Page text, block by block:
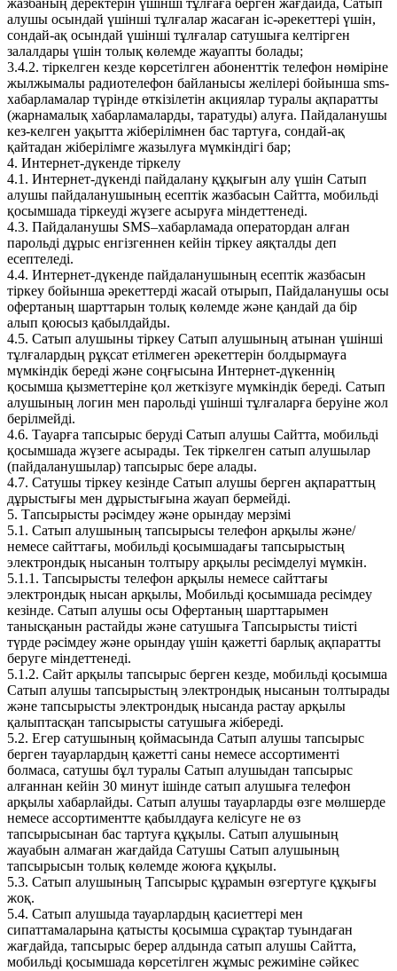
алушы осындай үшінші тұлғалар жасаған іс-әрекеттері үшін,
сондай-ақ осындай үшінші тұлғалар сатушыға келтірген
залалдары үшін толық көлемде жауапты болады;
3.4.2. тіркелген кезде көрсетілген абоненттік телефон нөміріне
жылжымалы радиотелефон байланысы желілері бойынша sms-
хабарламалар түрінде өткізілетін акциялар туралы ақпаратты
(жарнамалық хабарламаларды, таратуды) алуға. Пайдаланушы
кез-келген уақытта жіберілімнен бас тартуға, сондай-ақ
қайтадан жіберілімге жазылуға мүмкіндігі бар;
4. Интернет-дүкенде тіркелу
4.1. Интернет-дүкенді пайдалану құқығын алу үшін Сатып
алушы пайдаланушының есептік жазбасын Сайтта, мобильді
қосымшада тіркеуді жүзеге асыруға міндеттенеді.
4.3. Пайдаланушы SMS–хабарламада оператордан алған
парольді дұрыс енгізгеннен кейін тіркеу аяқталды деп
есептеледі.
4.4. Интернет-дүкенде пайдаланушының есептік жазбасын
тіркеу бойынша әрекеттерді жасай отырып, Пайдаланушы осы
офертаның шарттарын толық көлемде және қандай да бір
алып қоюсыз қабылдайды.
4.5. Сатып алушыны тіркеу Сатып алушының атынан үшінші
тұлғалардың рұқсат етілмеген әрекеттерін болдырмауға
мүмкіндік береді және соңғысына Интернет-дүкеннің
қосымша қызметтеріне қол жеткізуге мүмкіндік береді. Сатып
алушының логин мен парольді үшінші тұлғаларға беруіне жол
берілмейді.
4.6. Тауарға тапсырыс беруді Сатып алушы Сайтта, мобильді
қосымшада жүзеге асырады. Тек тіркелген сатып алушылар
(пайдаланушылар) тапсырыс бере алады.
4.7. Сатушы тіркеу кезінде Сатып алушы берген ақпараттың
дұрыстығы мен дұрыстығына жауап бермейді.
5. Тапсырысты рәсімдеу және орындау мерзімі
5.1. Сатып алушының тапсырысы телефон арқылы және/
немесе сайттағы, мобильді қосымшадағы тапсырыстың
электрондық нысанын толтыру арқылы ресімделуі мүмкін.
5.1.1. Тапсырысты телефон арқылы немесе сайттағы
электрондық нысан арқылы, Мобильді қосымшада ресімдеу
кезінде. Сатып алушы осы Офертаның шарттарымен
танысқанын растайды және сатушыға Тапсырысты тиісті
түрде рәсімдеу және орындау үшін қажетті барлық ақпаратты
беруге міндеттенеді.
5.1.2. Сайт арқылы тапсырыс берген кезде, мобильді қосымша
Сатып алушы тапсырыстың электрондық нысанын толтырады
және тапсырысты электрондық нысанда растау арқылы
қалыптасқан тапсырысты сатушыға жібереді.
5.2. Егер сатушының қоймасында Сатып алушы тапсырыс
берген тауарлардың қажетті саны немесе ассортименті
болмаса, сатушы бұл туралы Сатып алушыдан тапсырыс
алғаннан кейін 30 минут ішінде сатып алушыға телефон
арқылы хабарлайды. Сатып алушы тауарларды өзге мөлшерде
немесе ассортиментте қабылдауға келісуге не өз
тапсырысынан бас тартуға құқылы. Сатып алушының
жауабын алмаған жағдайда Сатушы Сатып алушының
тапсырысын толық көлемде жоюға құқылы.
5.3. Сатып алушының Тапсырыс құрамын өзгертуге құқығы
жоқ.
5.4. Сатып алушыда тауарлардың қасиеттері мен
сипаттамаларына қатысты қосымша сұрақтар туындаған
жағдайда, тапсырыс берер алдында сатып алушы Сайтта,
мобильді қосымшада көрсетілген жұмыс режиміне сәйкес